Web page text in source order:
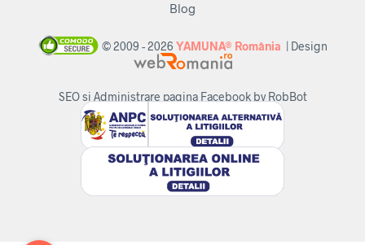
Blog
© 2009 - 2026 YAMUNA® România | Design
SEO si Administrare pagina Facebook by RobBot